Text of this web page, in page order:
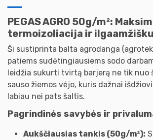
PEGAS AGRO 50g/m²:
termoizoliacija ir
Ši sustiprinta balta agrodanga
patiems sudėtingiausiems sodo
leidžia sukurti tvirtą barjerą ne tik nuo
sauso žiemos vėjo, kuris dažnai
labiau nei pats šaltis.
Pagrindinės savybės ir
Aukščiausias tankis (50g/m²):